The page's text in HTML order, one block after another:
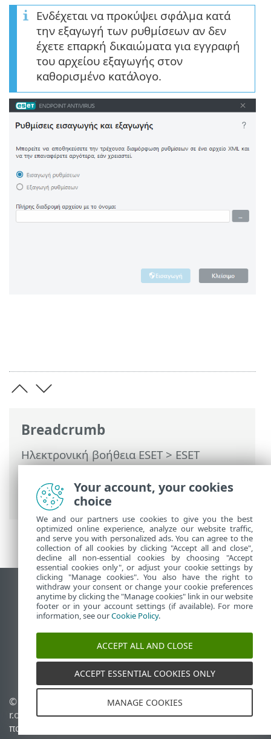
Breadcrumb
Ηλεκτρονική βοήθεια ESET>ESET
Endpoint Antivirus>Χρησιμοποιώντας το
ESET Endpoint Antivirus>Ρυθμίσεις>
Ρυθμίσεις εισαγωγής και εξαγωγής
Ενδέχεται να προκύψει σφάλμα κατά
την εξαγωγή των ρυθμίσεων αν δεν
έχετε επαρκή δικαιώματα για εγγραφή
του αρχείου εξαγωγής στον
καθορισμένο κατάλογο.
Προβολή ιστότοπου επιφάνειας εργασίας
End of Life
Γνωσιακή βάση ESET
Ομάδα συζήτησης ESET
ESET Status Portal
Τοπική υποστήριξη
© 1992 - 2026 ESET, spol. s
r.o. - Με την επιφύλαξη
παντός δικαιώματος.
Διαχείριση cookies
Πολιτική cookie
Your account, your cookies
choice
We and our partners use cookies to give you the best
optimized online experience, analyze our website traffic,
and serve you with personalized ads. You can agree to the
collection of all cookies by clicking "Accept all and close",
decline all non-essential cookies by choosing "Accept
essential cookies only", or adjust your cookie settings by
clicking "Manage cookies". You also have the right to
withdraw your consent or change your cookie preferences
anytime by clicking the "Manage cookies" link in our website
footer or in your account settings (if available). For more
information, see ourCookie Policy.
ACCEPT ALL AND CLOSE
ACCEPT ESSENTIAL COOKIES ONLY
MANAGE COOKIES